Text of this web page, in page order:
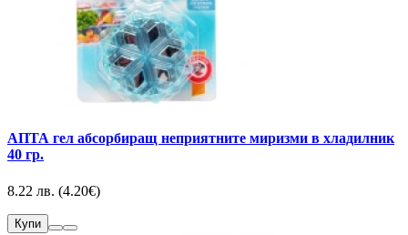
АПТА гел абсорбиращ неприятните миризми в хладилник
40 гр.
8.22 лв. (4.20€)
Купи